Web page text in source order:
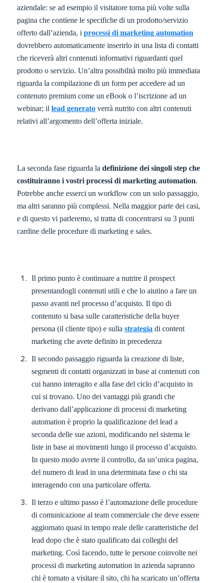
aziendale: se ad esempio il visitatore torna più volte sulla
pagina che contiene le specifiche di un prodotto/servizio
offerto dall’azienda, i processi di marketing automation
dovrebbero automaticamente inserirlo in una lista di contatti
che riceverà altri contenuti informativi riguardanti quel
prodotto o servizio. Un’altra possibilità molto più immediata
riguarda la compilazione di un form per accedere ad un
contenuto premium come un eBook o l’iscrizione ad un
webinar; il lead generato verrà nutrito con altri contenuti
relativi all’argomento dell’offerta iniziale.
La seconda fase riguarda la definizione dei singoli step che
costituiranno i vostri processi di marketing automation.
Potrebbe anche esserci un workflow con un solo passaggio,
ma altri saranno più complessi. Nella maggior parte dei casi,
e di questo vi parleremo, si tratta di concentrarsi su 3 punti
cardine delle procedure di marketing e sales.
Il primo punto è continuare a nutrire il prospect
presentandogli contenuti utili e che lo aiutino a fare un
passo avanti nel processo d’acquisto. Il tipo di
contenuto si basa sulle caratteristiche della buyer
persona (il cliente tipo) e sulla strategia di content
marketing che avete definito in precedenza
Il secondo passaggio riguarda la creazione di liste,
segmenti di contatti organizzati in base ai contenuti con
cui hanno interagito e alla fase del ciclo d’acquisto in
cui si trovano. Uno dei vantaggi più grandi che
derivano dall’applicazione di processi di marketing
automation è proprio la qualificazione del lead a
seconda delle sue azioni, modificando nel sistema le
liste in base ai movimenti lungo il processo d’acquisto.
In questo modo avrete il controllo, da un’unica pagina,
del numero di lead in una determinata fase o chi sta
interagendo con una particolare offerta.
Il terzo e ultimo passo è l’automazione delle procedure
di comunicazione al team commerciale che deve essere
aggiornato quasi in tempo reale delle caratteristiche del
lead dopo che è stato qualificato dai colleghi del
marketing. Così facendo, tutte le persone coinvolte nei
processi di marketing automation in azienda sapranno
chi è tornato a visitare il sito, chi ha scaricato un’offerta